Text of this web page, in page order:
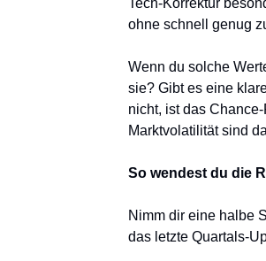
Tech-Korrektur
ohne schnell genug
Wenn du solche
sie? Gibt es eine
nicht, ist das
Marktvolatilität sind
So wendest du die
Nimm dir eine halbe
das letzte Quartals-